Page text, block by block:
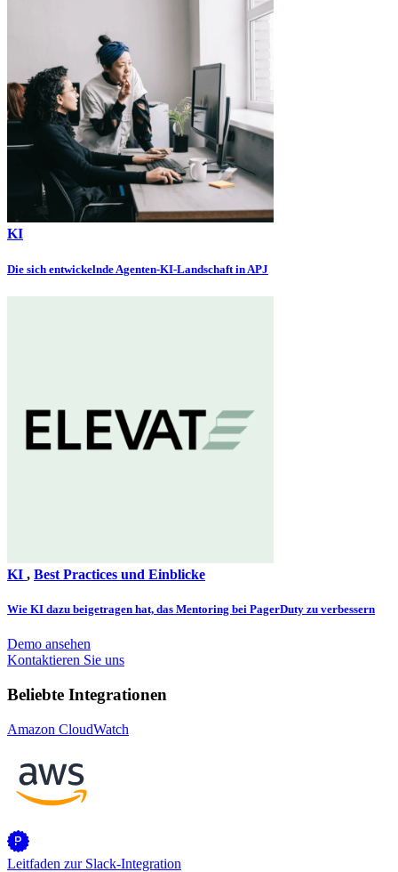
KI
Die sich entwickelnde Agenten-KI-Landschaft in APJ
KI , Best Practices und Einblicke
Wie KI dazu beigetragen hat, das Mentoring bei PagerDuty zu verbessern
Demo ansehen
Kontaktieren Sie uns
Beliebte Integrationen
Amazon CloudWatch
Leitfaden zur Slack-Integration